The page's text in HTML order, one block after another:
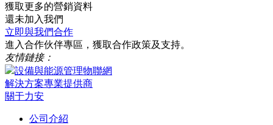
獲取更多的營銷資料
還未加入我們
立即與我們合作
進入合作伙伴專區，獲取合作政策及支持。
友情鏈接：
設備與能源管理物聯網
解決方案專業提供商
關于力安
公司介紹